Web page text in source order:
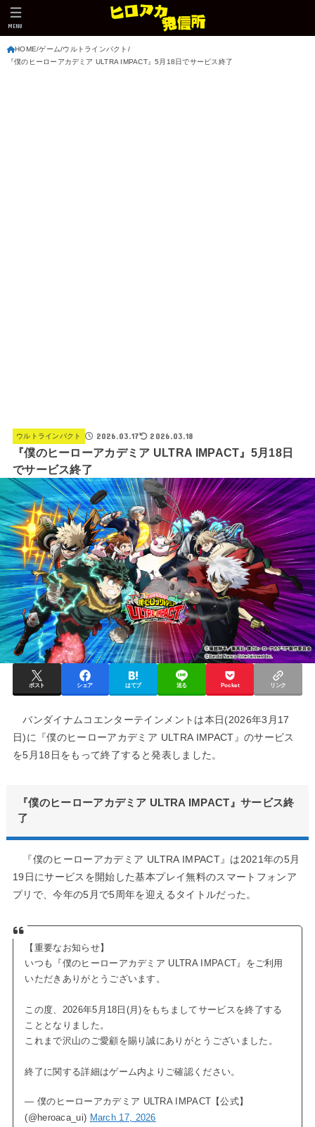
MENU
HOME ゲーム ウルトラインパクト
『僕のヒーローアカデミア ULTRA IMPACT』5月18日でサービス終了
ウルトラインパクト 2026.03.17 2026.03.18
『僕のヒーローアカデミア ULTRA IMPACT』5月18日
でサービス終了
ポスト シェア はてブ 送る Pocket リンク
バンダイナムコエンターテインメントは本日(2026年3月17
日)に『僕のヒーローアカデミア ULTRA IMPACT』のサービス
を5月18日をもって終了すると発表しました。
『僕のヒーローアカデミア ULTRA IMPACT』サービス終
了
『僕のヒーローアカデミア ULTRA IMPACT』は2021年の5月
19日にサービスを開始した基本プレイ無料のスマートフォンア
プリで、今年の5月で5周年を迎えるタイトルだった。
【重要なお知らせ】
いつも『僕のヒーローアカデミア ULTRA IMPACT』をご利用
いただきありがとうございます。
この度、2026年5月18日(月)をもちましてサービスを終了する
こととなりました。
これまで沢山のご愛顧を賜り誠にありがとうございました。
終了に関する詳細はゲーム内よりご確認ください。
— 僕のヒーローアカデミア ULTRA IMPACT【公式】
(@heroaca_ui) March 17, 2026